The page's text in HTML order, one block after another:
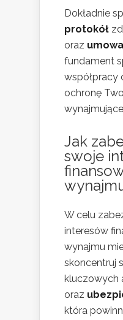
Dokładnie
protokół
oraz
fundament
współpracy
ochronę
Jak
swoje
W celu
interesów
wynajmu
skoncentruj
kluczowych
oraz
która